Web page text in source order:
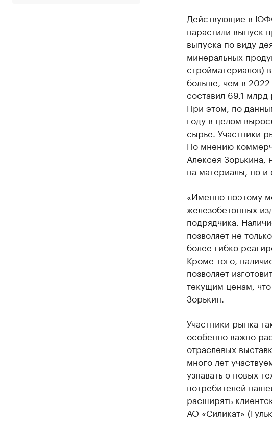
Действующие в
нарастили выпуск
выпуска по виду
минеральных
стройматериалов)
больше, чем в 2022
составил 69,1
При этом, по
году в целом
сырье. Участники
По мнению
Алексея Зорькина,
на материалы, но и
«Именно поэтому
железобетонных
подрядчика.
позволяет не
более гибко
Кроме того,
позволяет
текущим ценам,
Зорькин.
Участники рынка
особенно важно
отраслевых
много лет
узнавать о новых
потребителей
расширять
АО «Силикат»